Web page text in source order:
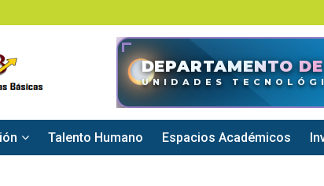
DEPARTAMENTO
UNIDADES
Talento Humano Espacios Académicos